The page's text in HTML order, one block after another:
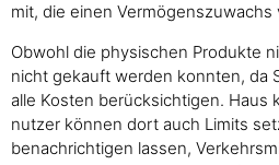
mit, die einen Vermögenszuwachs
Obwohl die physischen Produkte
nicht gekauft werden konnten, da
alle Kosten berücksichtigen. Haus
nutzer können dort auch Limits
benachrichtigen lassen,